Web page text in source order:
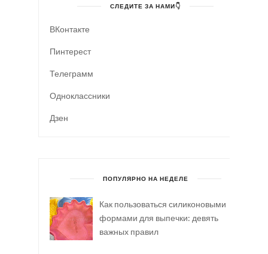
СЛЕДИТЕ ЗА НАМИ👇
ВКонтакте
Пинтерест
Телеграмм
Одноклассники
Дзен
ПОПУЛЯРНО НА НЕДЕЛЕ
Как пользоваться силиконовыми
формами для выпечки: девять
важных правил